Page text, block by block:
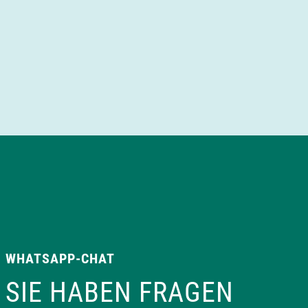
WHATSAPP-CHAT
SIE HABEN FRAGEN